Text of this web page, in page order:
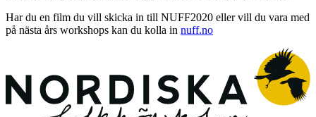
Har du en film du vill skicka in till NUFF2020 eller vill du vara med
på nästa års workshops kan du kolla in nuff.no